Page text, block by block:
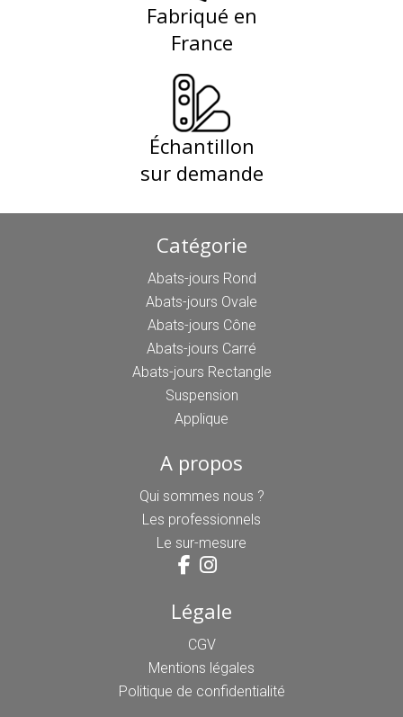
Fabriqué en
France
Échantillon
sur demande
Catégorie
Abats-jours Rond
Abats-jours Ovale
Abats-jours Cône
Abats-jours Carré
Abats-jours Rectangle
Suspension
Applique
A propos
Qui sommes nous ?
Les professionnels
Le sur-mesure
Légale
CGV
Mentions légales
Politique de confidentialité